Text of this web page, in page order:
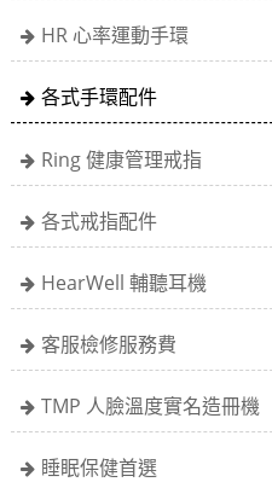
HR 心率運動手環
各式手環配件
Ring 健康管理戒指
各式戒指配件
HearWell 輔聽耳機
客服檢修服務費
TMP 人臉溫度實名造冊機
睡眠保健首選